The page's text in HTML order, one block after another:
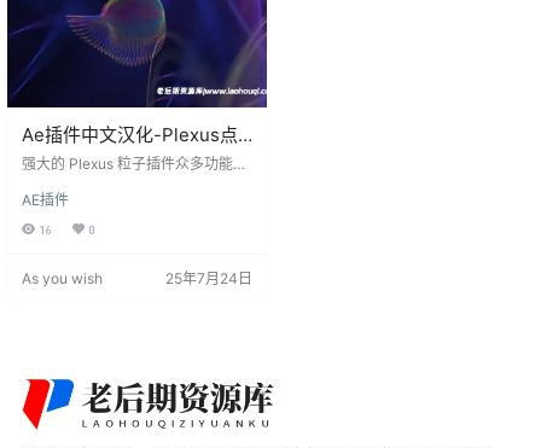
Ae插件中文汉化-Plexus点
线面三维粒子插件
强大的 Plexus 粒子插件众多功能，
便，渲染速度快，支持3D模型导
入。可以将3D模型，存储为兼容性
以及灯光创建粒子发射。同时直接
s\ 2、选择中文版或者英…
AE插件
16 0
As you wish 25年7月24日